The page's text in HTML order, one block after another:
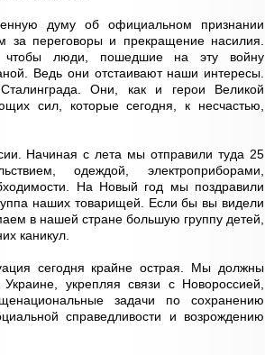
думу об официальном признании
за переговоры и прекращение насилия.
чтобы люди, пошедшие на эту войну
Ведь они отстаивают наши интересы.
Они, как и герои Великой
сил, которые сегодня, к несчастью,
Начиная с лета мы отправили туда 25
одеждой, электроприборами,
На Новый год мы поздравили
наших товарищей. Если бы вы видели
в нашей стране большую группу детей,
каникул.
сегодня крайне острая. Мы должны
укрепляя связи с Новороссией,
задачи по сохранению
справедливости и возрождению